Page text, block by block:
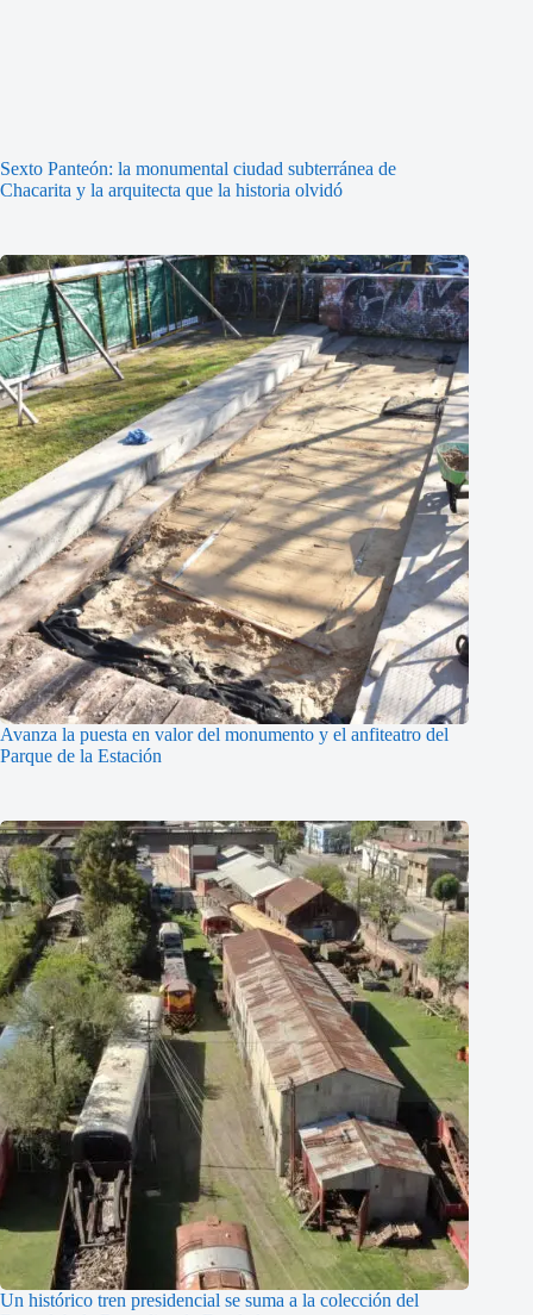
Sexto Panteón: la monumental ciudad subterránea de
Chacarita y la arquitecta que la historia olvidó
Avanza la puesta en valor del monumento y el anfiteatro del
Parque de la Estación
Un histórico tren presidencial se suma a la colección del